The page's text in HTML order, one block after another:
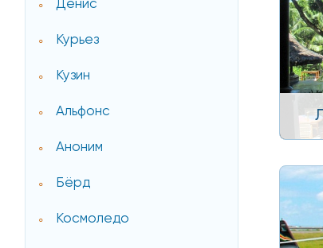
Денис
Курьез
Кузин
Альфонс
Аноним
Бёрд
Космоледо